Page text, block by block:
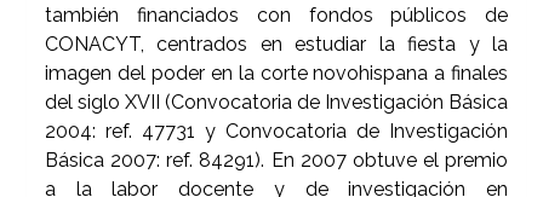
también financiados con fondos públicos de
CONACYT, centrados en estudiar la fiesta y la
imagen del poder en la corte novohispana a finales
del siglo XVII (Convocatoria de Investigación Básica
2004: ref. 47731 y Convocatoria de Investigación
Básica 2007: ref. 84291). En 2007 obtuve el premio
a la labor docente y de investigación en